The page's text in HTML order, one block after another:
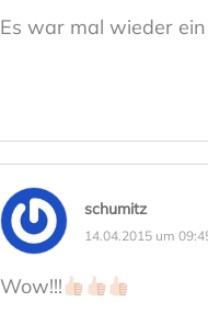
Es war mal wieder
schumitz
14.04.2015 um
Wow!!!